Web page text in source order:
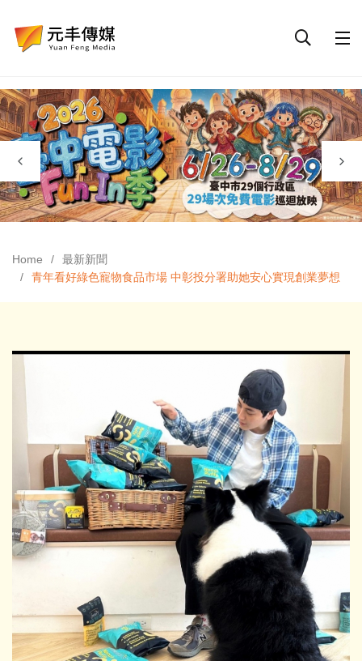
Home
最新新聞
青年看好綠色寵物食品市場 中彰投分署助她安心實現創業夢想